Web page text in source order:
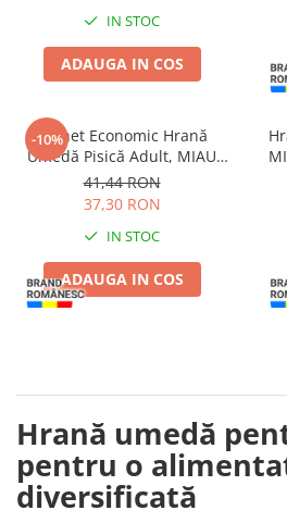
IN STOC
ADAUGA IN COS
-10%
Pachet Economic Hrană
Umedă Pisică Adult, MIAU
MIAU Pate, Somon cu Topping
de Dovleac, 16x100g
41,44 RON
37,30 RON
IN STOC
ADAUGA IN COS
Hrană umedă
pentru o
diversificată